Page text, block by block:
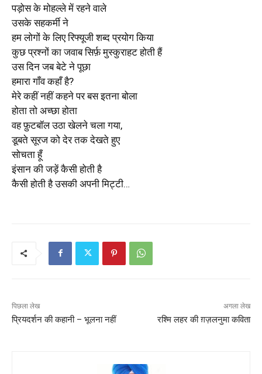
पड़ोस के मोहल्ले में रहने वाले
उसके सहकर्मी ने
हम लोगों के लिए रिफ्यूजी शब्द प्रयोग किया
कुछ प्रश्नों का जवाब सिर्फ़ मुस्कुराहट होती हैं
उस दिन जब बेटे ने पूछा
हमारा गाँव कहाँ है?
मेरे कहीं नहीं कहने पर बस इतना बोला
होता तो अच्छा होता
वह फ़ुटबॉल उठा खेलने चला गया,
डूबते सूरज को देर तक देखते हुए
सोचता हूँ
इंसान की जड़ें कैसी होती है
कैसी होती है उसकी अपनी मिट्टी…
पिछला लेख
प्रियदर्शन की कहानी – भूलना नहीं
अगला लेख
रश्मि लहर की ग़ज़लनुमा कविता